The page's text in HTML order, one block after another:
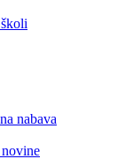
nabava
novine